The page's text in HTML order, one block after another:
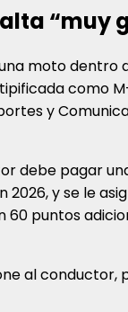
“muy
moto dentro
como
y
debe pagar
2026, y se le
60 puntos
al